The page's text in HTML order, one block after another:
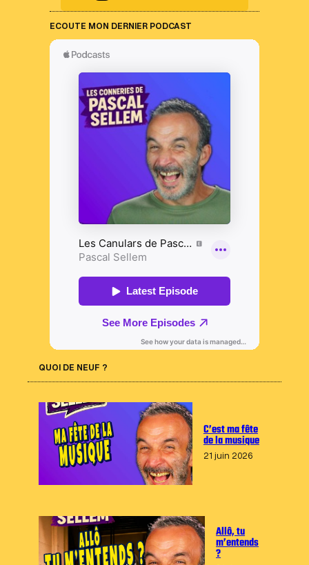
ECOUTE MON DERNIER PODCAST
QUOI DE NEUF ?
C’est ma fête
de la musique
21 juin 2026
Allô, tu
m’entends
?